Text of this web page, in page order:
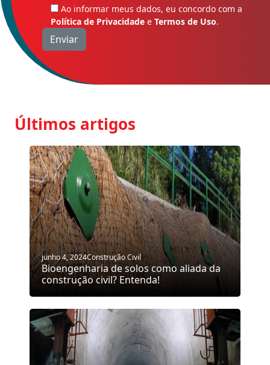
Ao informar meus dados, eu concordo com a
Política de Privacidade e Termos de Uso.
Últimos artigos
junho 4, 2024Construção Civil
Bioengenharia de solos como aliada da
construção civil? Entenda!